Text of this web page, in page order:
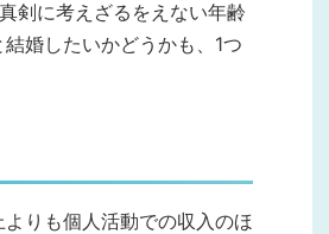
剣に考えざるをえない年齢
婚したいかどうかも、1つ
りも個人活動での収入のほ